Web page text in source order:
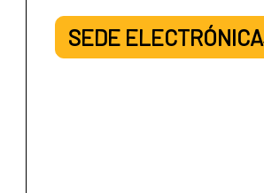
SEDE ELECTRÓNICA